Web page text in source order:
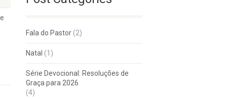
Fala do Pastor (2)
Natal (1)
Série Devocional: Resoluções de
Graça para 2026
(4)